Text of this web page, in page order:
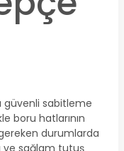
güvenli sabitleme
boru hatlarının
durumlarda
ve sağlam tutuş